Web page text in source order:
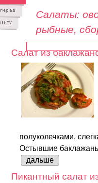
Салаты:
рыбные,
Салат из
полуколечками,
Остывшие
дальше
Пикантный салат